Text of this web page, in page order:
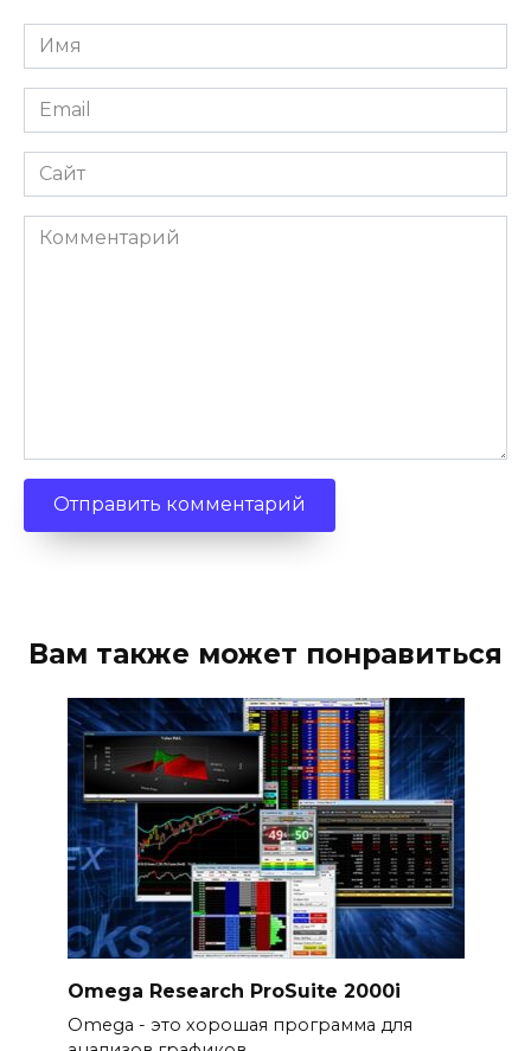
Имя
Email
Сайт
Комментарий
Вам также может понравиться
Omega Research ProSuite 2000i
Omega - это хорошая программа для